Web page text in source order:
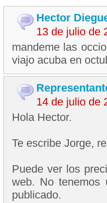
Hector
13 de julio de
mandeme las
viajo acuba en
14 de julio de
Hola Hector.
Te escribe Jorge,
Puede ver los
web. No tenemos
publicado.